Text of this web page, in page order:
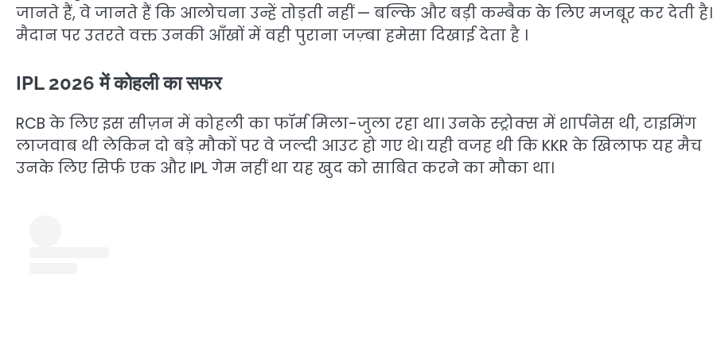
जानते हैं, वे जानते हैं कि आलोचना उन्हें तोड़ती नहीं — बल्कि और बड़ी कम्बैक के लिए मजबूर कर देती है।
मैदान पर उतरते वक्त उनकी आँखों में वही पुराना जज़्बा हमेसा दिखाई देता है ।
IPL 2026 में कोहली का सफर
RCB के लिए इस सीज़न में कोहली का फॉर्म मिला-जुला रहा था। उनके स्ट्रोक्स में शार्पनेस थी, टाइमिंग
लाजवाब थी लेकिन दो बड़े मौकों पर वे जल्दी आउट हो गए थे। यही वजह थी कि KKR के खिलाफ यह मैच
उनके लिए सिर्फ एक और IPL गेम नहीं था यह खुद को साबित करने का मौका था।